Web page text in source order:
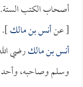
أصحاب الكتب الستة.
[ عنأنس بن مالك].
أنس بن مالكرضي
وسلم وصاحبه، وأحد